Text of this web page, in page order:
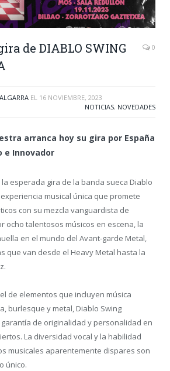
de DIABLO SWING
0
EL 16 NOVIEMBRE, 2023
NOTICIAS, NOVEDADES
arranca hoy su gira por España
e Innovador
la esperada gira de la banda sueca Diablo
musical única que promete
con su mezcla vanguardista de
ocho talentosos músicos en escena, la
en el mundo del Avant-garde Metal,
que van desde el Heavy Metal hasta la
de elementos que incluyen música
burlesque y metal, Diablo Swing
de originalidad y personalidad en
La diversidad vocal y la habilidad
musicales aparentemente dispares son
único.